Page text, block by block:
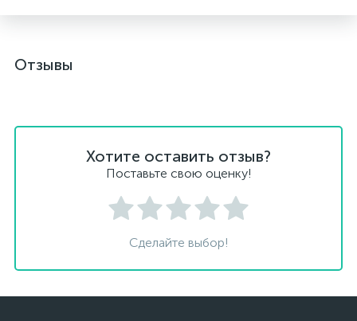
Отзывы
Хотите оставить отзыв?
Поставьте свою оценку!
Сделайте выбор!